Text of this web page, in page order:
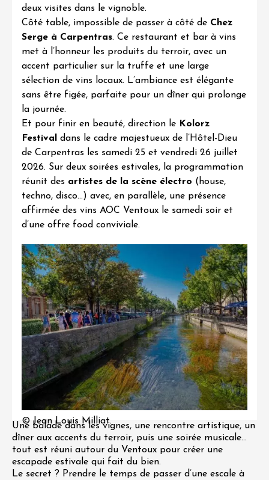
deux visites dans le vignoble.
Côté table, impossible de passer à côté de Chez
Serge à Carpentras. Ce restaurant et bar à vins
met à l’honneur les produits du terroir, avec un
accent particulier sur la truffe et une large
sélection de vins locaux. L’ambiance est élégante
sans être figée, parfaite pour un dîner qui prolonge
la journée.
Et pour finir en beauté, direction le Kolorz
Festival dans le cadre majestueux de l’Hôtel-Dieu
de Carpentras les samedi 25 et vendredi 26 juillet
2026. Sur deux soirées estivales, la programmation
réunit des artistes de la scène électro (house,
techno, disco…) avec, en parallèle, une présence
affirmée des vins AOC Ventoux le samedi soir et
d’une offre food conviviale.
© Jean Louis Milliat.
Une balade dans les vignes, une rencontre artistique, un
dîner aux accents du terroir, puis une soirée musicale…
tout est réuni autour du Ventoux pour créer une
escapade estivale qui fait du bien.
Le secret ? Prendre le temps de passer d’une escale à